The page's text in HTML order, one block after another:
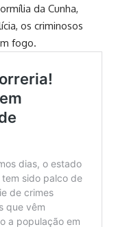
da Cunha,
os criminosos
fogo.